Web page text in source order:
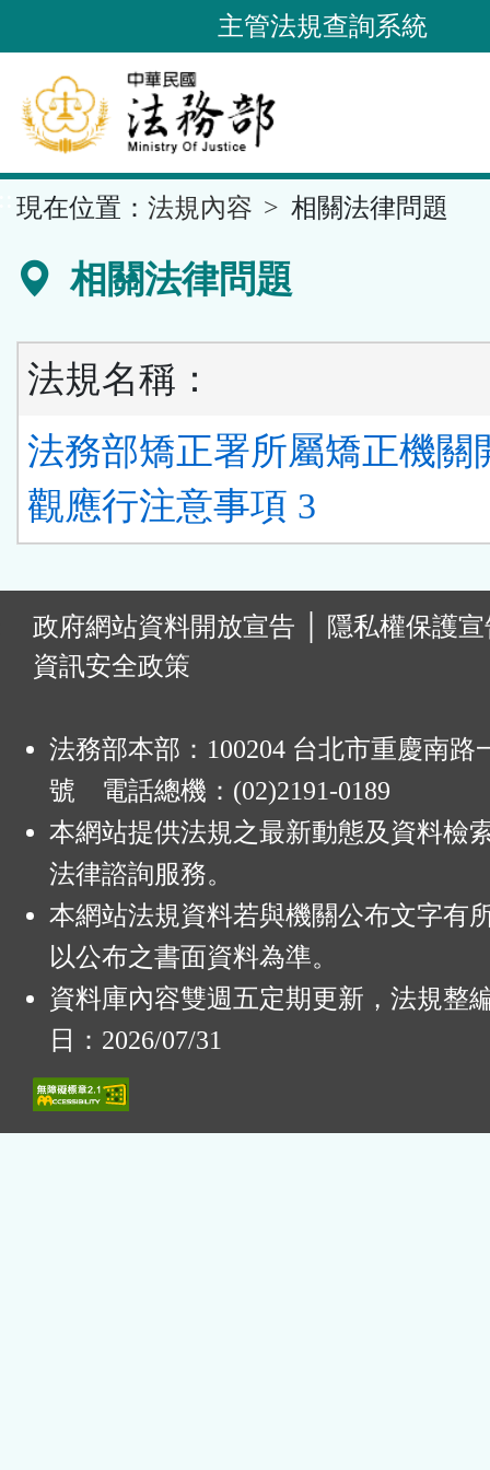
到
要
內
容
區
主管法規查詢系統
現在位置： 法規內容 相關法律問題
相關法律問題
法規名稱：
法務部矯正署所屬矯正機關
觀應行注意事項 3
政府網站資料開放宣告
隱私權保護
資訊安全政策
法務部本部：100204 台北市重慶南路
號 電話總機：(02)2191-0189
本網站提供法規之最新動態及資料檢
法律諮詢服務。
本網站法規資料若與機關公布文字有
以公布之書面資料為準。
資料庫內容雙週五定期更新，法規整
日：2026/07/31